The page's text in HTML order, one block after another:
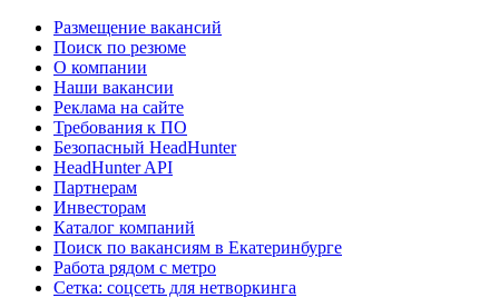
Размещение вакансий
Поиск по резюме
О компании
Наши вакансии
Реклама на сайте
Требования к ПО
Безопасный HeadHunter
HeadHunter API
Партнерам
Инвесторам
Каталог компаний
Поиск по вакансиям в Екатеринбурге
Работа рядом с метро
Сетка: соцсеть для нетворкинга